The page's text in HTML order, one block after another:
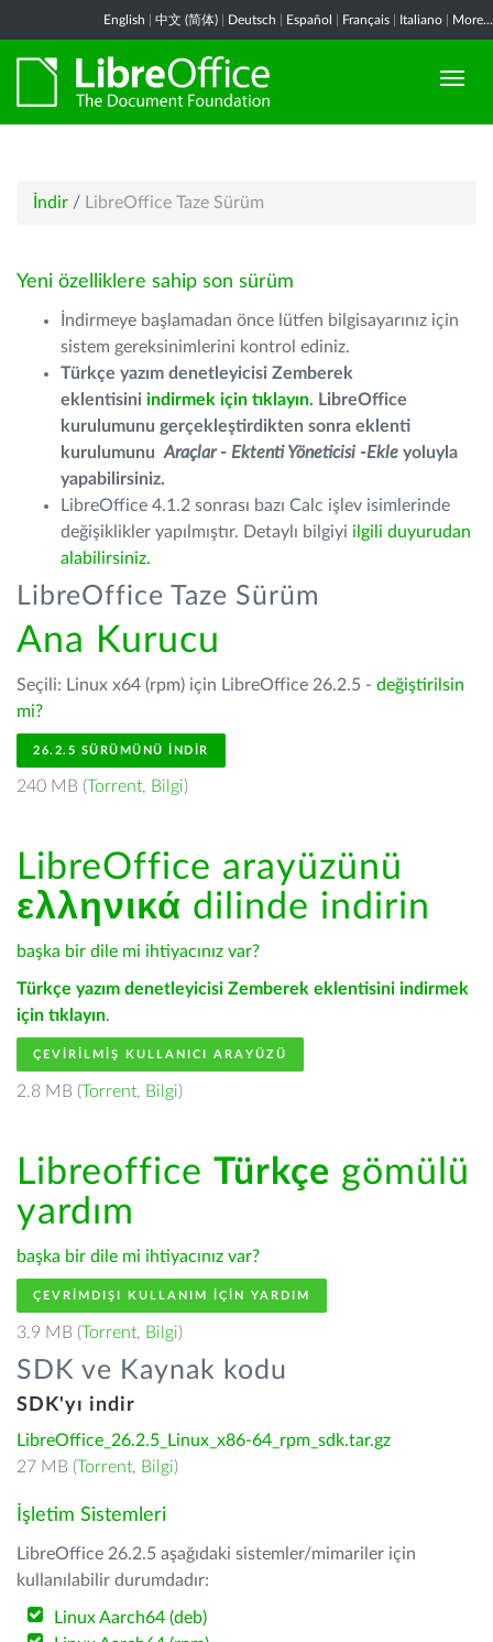
English 中文 (简体) Deutsch Español Français Italiano More...
İndir / LibreOffice Taze Sürüm
Yeni özelliklere sahip son sürüm
İndirmeye başlamadan önce lütfen bilgisayarınız için
sistem gereksinimlerini kontrol ediniz.
Türkçe yazım denetleyicisi Zemberek
eklentisini indirmek için tıklayın. LibreOffice
kurulumunu gerçekleştirdikten sonra eklenti
kurulumunu Araçlar - Ektenti Yöneticisi -Ekle yoluyla
yapabilirsiniz.
LibreOffice 4.1.2 sonrası bazı Calc işlev isimlerinde
değişiklikler yapılmıştır. Detaylı bilgiyi ilgili duyurudan
alabilirsiniz.
LibreOffice Taze Sürüm
Ana Kurucu
Seçili: Linux x64 (rpm) için LibreOffice 26.2.5 - değiştirilsin
mi?
26.2.5 SÜRÜMÜNÜ İNDIR
240 MB (Torrent, Bilgi)
LibreOffice arayüzünü
ελληνικά dilinde indirin
başka bir dile mi ihtiyacınız var?
Türkçe yazım denetleyicisi Zemberek eklentisini indirmek
için tıklayın.
ÇEVIRILMIŞ KULLANICI ARAYÜZÜ
2.8 MB (Torrent, Bilgi)
Libreoffice Türkçe gömülü
yardım
başka bir dile mi ihtiyacınız var?
ÇEVRIMDIŞI KULLANIM IÇIN YARDIM
3.9 MB (Torrent, Bilgi)
SDK ve Kaynak kodu
SDK'yı indir
LibreOffice_26.2.5_Linux_x86-64_rpm_sdk.tar.gz
27 MB (Torrent, Bilgi)
İşletim Sistemleri
LibreOffice 26.2.5 aşağıdaki sistemler/mimariler için
kullanılabilir durumdadır:
Linux Aarch64 (deb)